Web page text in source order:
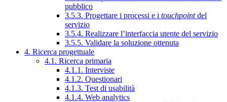
pubblico
3.5.3. Progettare i processi e i touchpointdel
servizio
3.5.4. Realizzare l’interfaccia utente del servizio
3.5.5. Validare la soluzione ottenuta
4. Ricerca progettuale
4.1. Ricerca primaria
4.1.1. Interviste
4.1.2. Questionari
4.1.3. Test di usabilità
4.1.4. Web analytics